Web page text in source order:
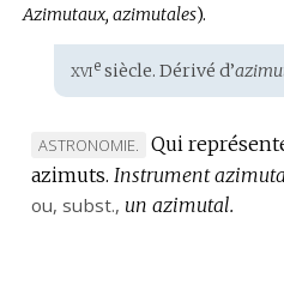
Azimutaux, azimutales).
Étymologie
:
xviesiècle. Dérivé d’
MARQUE
DE
DOMAINE
ASTRONOMIE.
Qui
azimuts. Instrument
ou, subst., un azimutal.